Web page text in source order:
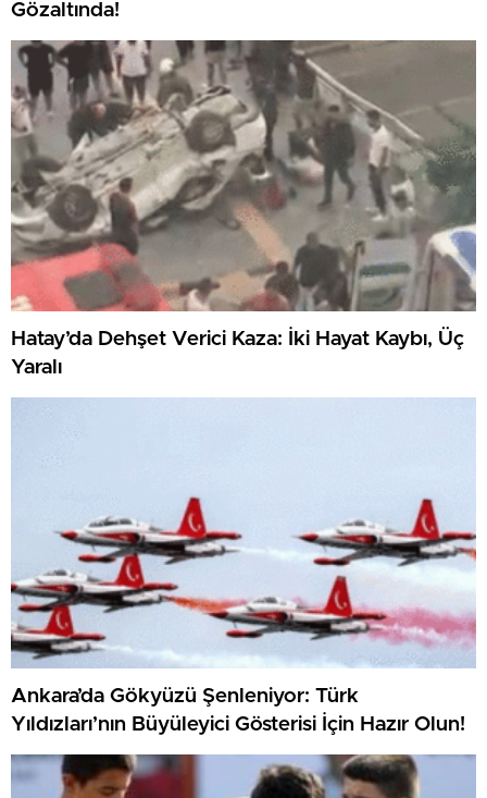
Gözaltında!
Hatay’da Dehşet Verici Kaza: İki Hayat Kaybı, Üç
Yaralı
Ankara’da Gökyüzü Şenleniyor: Türk
Yıldızları’nın Büyüleyici Gösterisi İçin Hazır Olun!